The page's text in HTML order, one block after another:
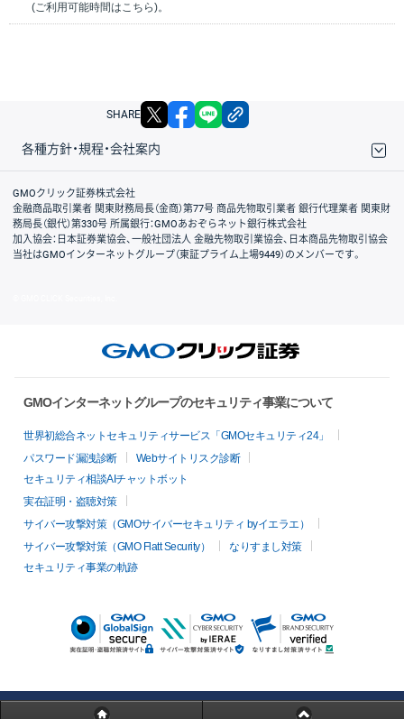
(ご利用可能時間はこちら)。
SHARE X facebook
各種方針・規程・会社案内
取引規程・約款
サイトマップ
その他のご案内
個人情報保護方針
最良執行方針
サイトのご利用について
ディスクレイマー
信託保全
リスク説明
会社案内
GMOクリック証券株式会社
金融商品取引業者 関東財務局長（金商）第77号 商品先物取引業者 銀行代理業者 関東財
務局長（銀代）第330号 所属銀行：GMOあおぞらネット銀行株式会社
加入協会：日本証券業協会、一般社団法人 金融先物取引業協会、日本商品先物取引協会
当社はGMOインターネットグループ（東証プライム上場9449）のメンバーです。
GMOインターネットグループのセキュリティ事業について
世界初総合ネットセキュリティサービス「GMOセキュリティ24」
パスワード漏洩診断
Webサイトリスク診断
セキュリティ相談AIチャットボット
実在証明・盗聴対策
サイバー攻撃対策（GMOサイバーセキュリティ byイエラエ）
サイバー攻撃対策（GMO Flatt Security）
なりすまし対策
セキュリティ事業の軌跡